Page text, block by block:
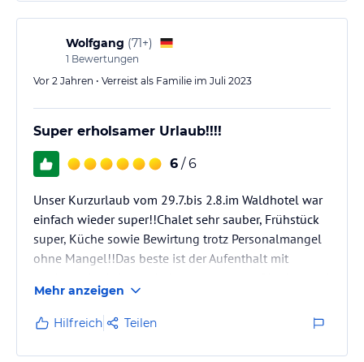
Wolfgang (71+)
1 Bewertungen
Vor 2 Jahren • Verreist als Familie im Juli 2023
Super erholsamer Urlaub!!!!
6 / 6
Unser Kurzurlaub vom 29.7.bis 2.8.im Waldhotel war
einfach wieder super!!Chalet sehr sauber, Frühstück
super, Küche sowie Bewirtung trotz Personalmangel
ohne Mangel!!Das beste ist der Aufenthalt mit
der Terrasse!! Die Müller's aus Füssen im Allgäu
wünschen bis zum nächsten mal gute Auslastung!!
Tschüss Waldhotel!!
Mehr anzeigen
Hilfreich Teilen